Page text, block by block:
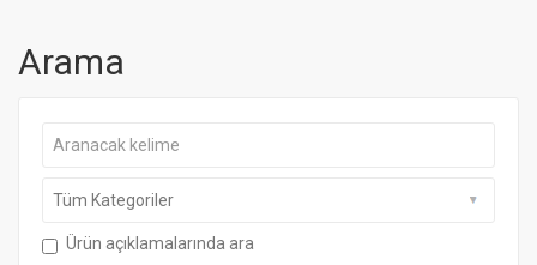
Arama
Ürün açıklamalarında ara